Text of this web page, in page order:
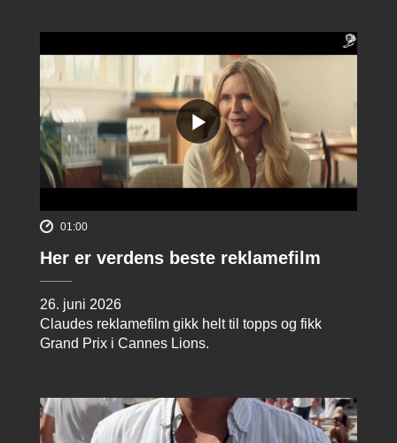
01:00
Her er verdens beste reklamefilm
26. juni 2026
Claudes reklamefilm gikk helt til topps og fikk
Grand Prix i Cannes Lions.